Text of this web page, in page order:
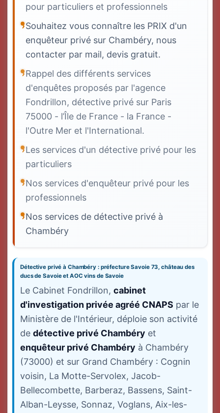
pour particuliers et professionnels
Souhaitez vous connaître les PRIX d'un
enquêteur privé sur Chambéry, nous
contacter par mail, devis gratuit.
Rappel des différents services
d'enquêtes proposés par l'agence
Fondrillon, détective privé sur Paris
75000 - l’Île de France - la France -
l'Outre Mer et l'International.
Les services d'un détective privé pour les
particuliers
Nos services d'enquêteur privé pour les
professionnels
Nos services de détective privé à
Chambéry
Détective privé à Chambéry : préfecture Savoie 73, château des
ducs de Savoie et AOC vins de Savoie
Le Cabinet Fondrillon, cabinet
d'investigation privée agréé CNAPS par le
Ministère de l'Intérieur, déploie son activité
de détective privé Chambéry et
enquêteur privé Chambéry à Chambéry
(73000) et sur Grand Chambéry : Cognin
voisin, La Motte-Servolex, Jacob-
Bellecombette, Barberaz, Bassens, Saint-
Alban-Leysse, Sonnaz, Voglans, Aix-les-